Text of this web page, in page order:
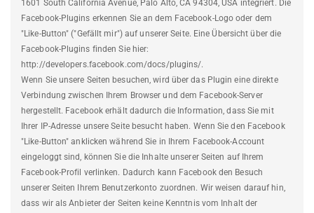
1601 South California Avenue, Palo Alto, CA 94304, USA integriert. Die
Facebook-Plugins erkennen Sie an dem Facebook-Logo oder dem
"Like-Button" ("Gefällt mir") auf unserer Seite. Eine Übersicht über die
Facebook-Plugins finden Sie hier:
http://developers.facebook.com/docs/plugins/.
Wenn Sie unsere Seiten besuchen, wird über das Plugin eine direkte
Verbindung zwischen Ihrem Browser und dem Facebook-Server
hergestellt. Facebook erhält dadurch die Information, dass Sie mit
Ihrer IP-Adresse unsere Seite besucht haben. Wenn Sie den Facebook
"Like-Button" anklicken während Sie in Ihrem Facebook-Account
eingeloggt sind, können Sie die Inhalte unserer Seiten auf Ihrem
Facebook-Profil verlinken. Dadurch kann Facebook den Besuch
unserer Seiten Ihrem Benutzerkonto zuordnen. Wir weisen darauf hin,
dass wir als Anbieter der Seiten keine Kenntnis vom Inhalt der